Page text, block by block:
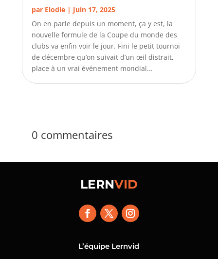
par Elodie| Juin 17, 2025
On en parle depuis un moment, ça y est, la
nouvelle formule de la Coupe du monde des
clubs va enfin voir le jour. Fini le petit tournoi
de décembre qu’on suivait d’un œil distrait,
place à un vrai événement mondial...
0 commentaires
LERNVID
L’équipe Lernvid